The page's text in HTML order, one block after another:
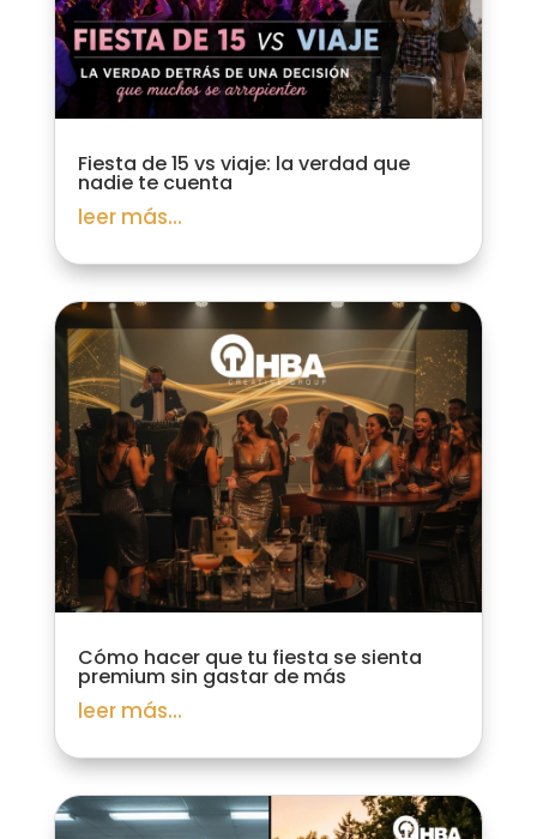
Fiesta de 15 vs viaje: la verdad que
nadie te cuenta
leer más...
Cómo hacer que tu fiesta se sienta
premium sin gastar de más
leer más...